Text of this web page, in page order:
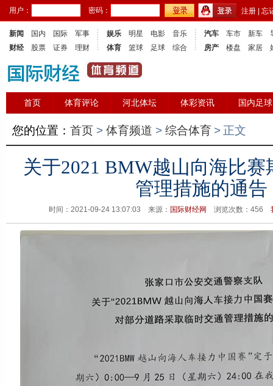
用户： 密码： 注册 忘
新闻 国内 国际
军事
财经
股票 证券 理财
娱乐 明星 电影
音乐
体育
篮球 足球 综合
汽车 车市 新车
房产
楼盘 家居
首页 体育评论 河北体坛 体彩资讯 国内足球
您的位置： 首页 > 体育频道 > 综合体育 > 正文
关于2021 BMW越山向海比
管理措施的通告
时间：2021-09-24 13:07:03 来源： 国际财经网 浏览次数： 456